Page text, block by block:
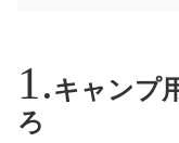
キャンプ
ろ